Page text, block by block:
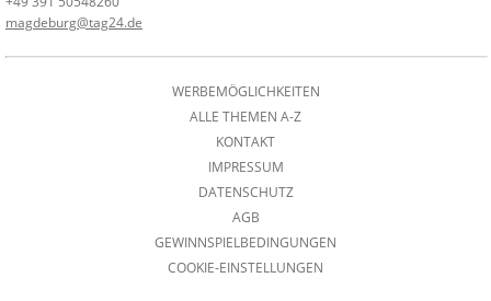
magdeburg@tag24.de
WERBEMÖGLICHKEITEN
ALLE THEMEN A-Z
KONTAKT
IMPRESSUM
DATENSCHUTZ
AGB
GEWINNSPIELBEDINGUNGEN
COOKIE-EINSTELLUNGEN